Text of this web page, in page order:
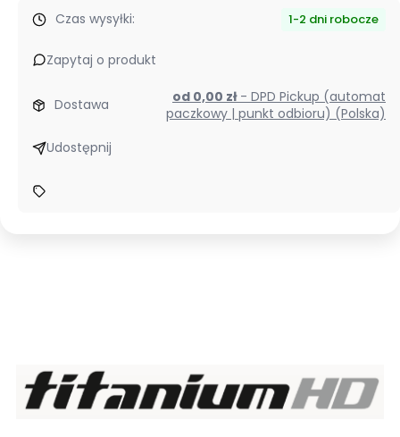
Czas wysyłki: 1-2 dni robocze
Zapytaj o produkt
Dostawa od 0,00 zł - DPD Pickup (automat
paczkowy | punkt odbioru) (Polska)
Udostępnij